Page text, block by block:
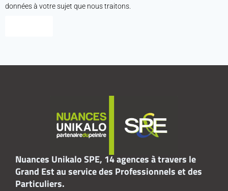
données à votre sujet que nous traitons.
Nuances Unikalo SPE, 14 agences à travers le
Grand Est au service des Professionnels et des
Particuliers.